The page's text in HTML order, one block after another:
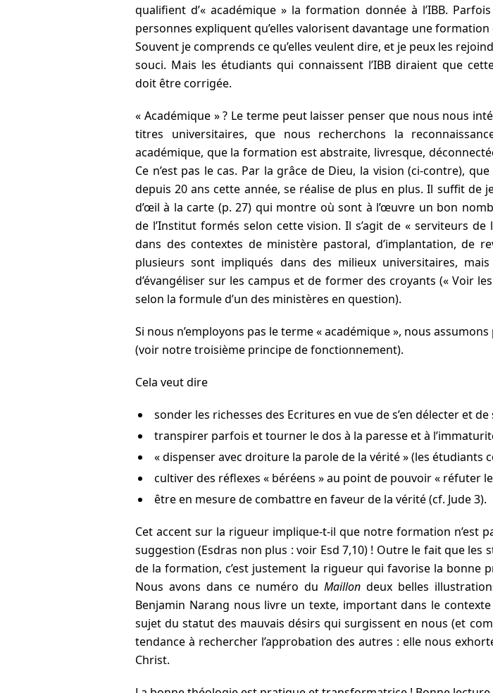
qualifient d’« académique » la formation donnée à l’IBB.
personnes expliquent qu’elles valorisent davantage une formation
Souvent je comprends ce qu’elles veulent dire, et je peux les
souci. Mais les étudiants qui connaissent l’IBB diraient que
doit être corrigée.
« Académique » ? Le terme peut laisser penser que nous nous
titres universitaires, que nous recherchons la
académique, que la formation est abstraite, livresque,
Ce n’est pas le cas. Par la grâce de Dieu, la vision (ci-contre),
depuis 20 ans cette année, se réalise de plus en plus. Il suffit de
d’œil à la carte (p. 27) qui montre où sont à l’œuvre un bon
de l’Institut formés selon cette vision. Il s’agit de « serviteurs
dans des contextes de ministère pastoral, d’implantation, de
plusieurs sont impliqués dans des milieux universitaires,
d’évangéliser sur les campus et de former des croyants (« Voir
selon la formule d’un des ministères en question).
Si nous n’employons pas le terme « académique », nous
(voir notre troisième principe de fonctionnement).
Cela veut dire
sonder les richesses des Ecritures en vue de s’en délecter et de
transpirer parfois et tourner le dos à la paresse et à
« dispenser avec droiture la parole de la vérité » (les étudiants
cultiver des réflexes « béréens » au point de pouvoir « réfuter
être en mesure de combattre en faveur de la vérité (cf. Jude 3).
Cet accent sur la rigueur implique-t-il que notre formation n’est
suggestion (Esdras non plus : voir Esd 7,10) ! Outre le fait que
de la formation, c’est justement la rigueur qui favorise la
Nous avons dans ce numéro du Maillon deux belles
Benjamin Narang nous livre un texte, important dans le
sujet du statut des mauvais désirs qui surgissent en nous (et
tendance à rechercher l’approbation des autres : elle nous
Christ.